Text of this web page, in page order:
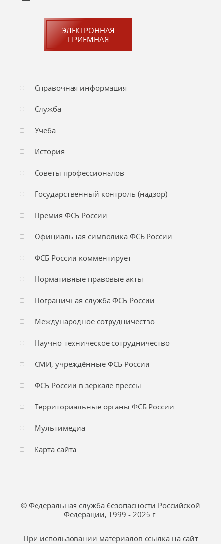
ЭЛЕКТРОННАЯ
ПРИЕМНАЯ
Справочная информация
Служба
Учеба
История
Советы профессионалов
Государственный контроль (надзор)
Премия ФСБ России
Официальная символика ФСБ России
ФСБ России комментирует
Нормативные правовые акты
Пограничная служба ФСБ России
Международное сотрудничество
Научно-техническое сотрудничество
СМИ, учреждённые ФСБ России
ФСБ России в зеркале прессы
Территориальные органы ФСБ России
Мультимедиа
Карта сайта
© Федеральная служба безопасности Российской
Федерации, 1999 - 2026 г.
При использовании материалов ссылка на сайт